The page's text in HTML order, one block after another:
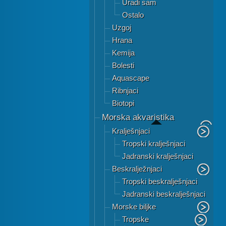
Uradi sam
Ostalo
Uzgoj
Hrana
Kemija
Bolesti
Aquascape
Ribnjaci
Biotopi
Morska akvaristika
Kralješnjaci
Tropski kralješnjaci
Jadranski kralješnjaci
Beskralježnjaci
Tropski beskralješnjaci
Jadranski beskralješnjaci
Morske biljke
Tropske